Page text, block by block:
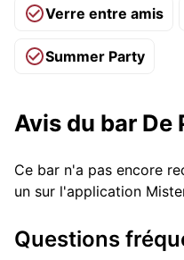
Verre entre amis
Summer Party
Avis du bar De
Ce bar n'a pas encore
un sur l'application
Questions